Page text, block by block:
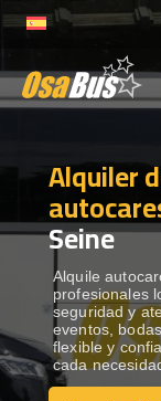
to
ALQUILER
DESTINOS
RECORRIDAS
FLOTA
Alquiler
Seine
Alquile
profesionales
seguridad y
eventos,
flexible y
cada